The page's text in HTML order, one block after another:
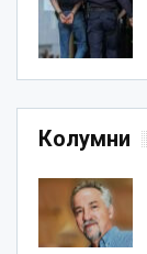
Колумни